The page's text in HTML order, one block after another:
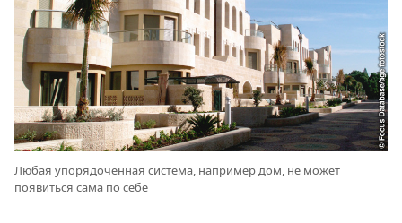
Любая упорядоченная система, например дом, не может
появиться сама по себе